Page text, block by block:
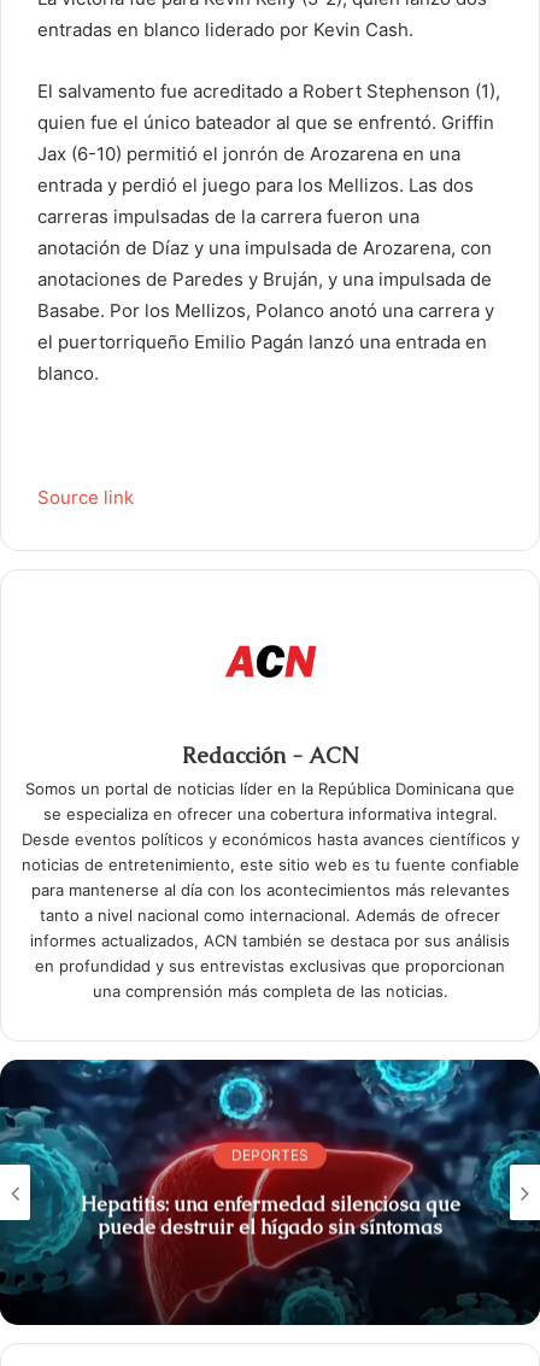
entradas en blanco liderado por Kevin Cash.
El salvamento fue acreditado a Robert Stephenson (1),
quien fue el único bateador al que se enfrentó. Griffin
Jax (6-10) permitió el jonrón de Arozarena en una
entrada y perdió el juego para los Mellizos. Las dos
carreras impulsadas de la carrera fueron una
anotación de Díaz y una impulsada de Arozarena, con
anotaciones de Paredes y Bruján, y una impulsada de
Basabe. Por los Mellizos, Polanco anotó una carrera y
el puertorriqueño Emilio Pagán lanzó una entrada en
blanco.
Source link
Redacción - ACN
Somos un portal de noticias líder en la República Dominicana que
se especializa en ofrecer una cobertura informativa integral.
Desde eventos políticos y económicos hasta avances científicos y
noticias de entretenimiento, este sitio web es tu fuente confiable
para mantenerse al día con los acontecimientos más relevantes
tanto a nivel nacional como internacional. Además de ofrecer
informes actualizados, ACN también se destaca por sus análisis
en profundidad y sus entrevistas exclusivas que proporcionan
una comprensión más completa de las noticias.
DEPORTES
Hepatitis: una enfermedad silenciosa que
puede destruir el hígado sin síntomas